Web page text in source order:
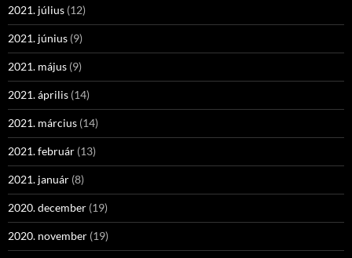
2021. július (12)
2021. június (9)
2021. május (9)
2021. április (14)
2021. március (14)
2021. február (13)
2021. január (8)
2020. december (19)
2020. november (19)